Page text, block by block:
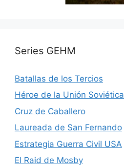
Series GEHM
Batallas de los Tercios
Héroe de la Unión Soviética
Cruz de Caballero
Laureada de San Fernando
Estrategia Guerra Civil USA
El Raid de Mosby